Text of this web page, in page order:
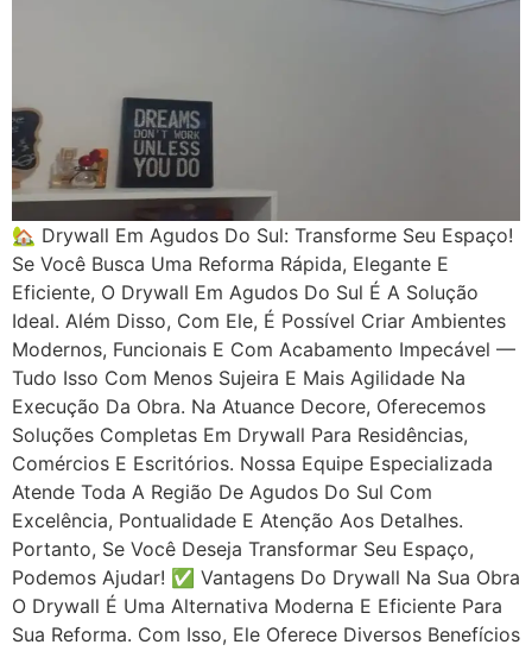
🏡 Drywall Em Agudos Do Sul: Transforme Seu Espaço!
Se Você Busca Uma Reforma Rápida, Elegante E
Eficiente, O Drywall Em Agudos Do Sul É A Solução
Ideal. Além Disso, Com Ele, É Possível Criar Ambientes
Modernos, Funcionais E Com Acabamento Impecável —
Tudo Isso Com Menos Sujeira E Mais Agilidade Na
Execução Da Obra. Na Atuance Decore, Oferecemos
Soluções Completas Em Drywall Para Residências,
Comércios E Escritórios. Nossa Equipe Especializada
Atende Toda A Região De Agudos Do Sul Com
Excelência, Pontualidade E Atenção Aos Detalhes.
Portanto, Se Você Deseja Transformar Seu Espaço,
Podemos Ajudar! ✅ Vantagens Do Drywall Na Sua Obra
O Drywall É Uma Alternativa Moderna E Eficiente Para
Sua Reforma. Com Isso, Ele Oferece Diversos Benefícios